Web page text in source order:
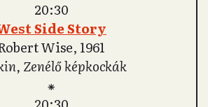
20:30
Side Story
Wise, 1961
Zenélő képkockák
⁕